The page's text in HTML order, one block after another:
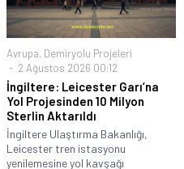
Avrupa, Demiryolu Projeleri
2 Ağustos 2026 00:12
İngiltere: Leicester Garı’na
Yol Projesinden 10 Milyon
Sterlin Aktarıldı
İngiltere Ulaştırma Bakanlığı,
Leicester tren istasyonu
yenilemesine yol kavşağı